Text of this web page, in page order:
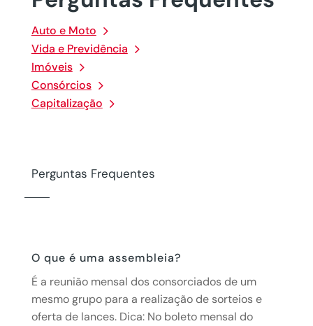
Auto e Moto
Vida e Previdência
Imóveis
Consórcios
Capitalização
Perguntas Frequentes
O que é uma assembleia?
É a reunião mensal dos consorciados de um
mesmo grupo para a realização de sorteios e
oferta de lances. Dica: No boleto mensal do